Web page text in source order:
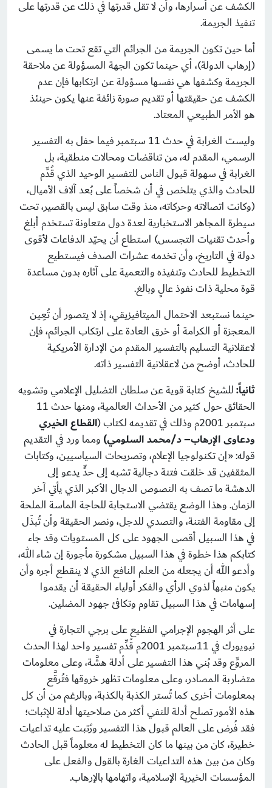
الكشف عن أسرارها، وأن لا تقل قدرتها في ذلك عن قدرتها على
تنفيذ الجريمة.
أما حين تكون الجريمة من الجرائم التي تقع تحت ما يسمى
(إرهاب الدولة)، أي حينما تكون الجهة المسؤولة عن ملاحقة
الجريمة وكشفها هي نفسها مسؤولة عن ارتكابها فإن عدم
الكشف عن حقيقتها أو تقديم صورة زائفة عنها يكون حينئذ
هو الأمر الطبيعي المعتاد.
وليست الغرابة في حدث 11 سبتمبر فيما حفل به التفسير
الرسمي، المقدم له، من تناقضات ومحالات منطقية، بل
الغرابة في سهولة قبول الناس للتفسير الوحيد الذي قُدِّم
للحادث والذي يتلخص في أن شخصاً على بُعد آلاف الأميال،
(وكانت اتصالاته وحركاته، منذ وقت سابق ليس بالقصير، تحت
سيطرة المجاهر الاستخبارية لعدة دول متعاونة تستخدم أبلغ
وأحدث تقنيات التجسس) استطاع أن يحيّد الدفاعات لأقوى
دولة في التاريخ، وأن تخدمه عشرات الصدف فيستطيع
التخطيط للحادث وتنفيذه والتعمية على آثاره بدون مساعدة
قوة محلية ذات نفوذ عالٍ وبالغ.
حينما نستبعد الاحتمال الميتافيزيقي، إذ لا يتصور أن تُعِين
المعجزة أو الكرامة أو خرق العادة على ارتكاب الجرائم، فإن
لاعقلانية التسليم بالتفسير المقدم من الإدارة الأمريكية
للحادث، أوضح من لاعقلانية التفسير ذاته.
ثانياً:للشيخ كتابة قوية عن سلطان التضليل الإعلامي وتشويه
الحقائق حول كثير من الأحداث العالمية، ومنها حدث 11
سبتمبر 2001م وذلك في تقديمه لكتاب (
القطاع الخيري
ودعاوى الإرهاب– د/محمد السلومي) ومما ورد في التقديم
قوله: «إن تكنولوجيا الإعلام، وتصريحات السياسيين، وكتابات
المثقفين قد خلقت فتنة دجالية تشبه إلى حدٍّ يدعو إلى
الدهشة ما تصف به النصوص الدجال الأكبر الذي يأتي آخر
الزمان. وهذا الوضع يقتضي الاستجابة للحاجة الماسة الملحة
إلى مقاومة الفتنة، والتصدي للدجل، ونصر الحقيقة وأن تُبذَل
في هذا السبيل أقصى الجهود على كل المستويات وقد جاء
كتابكم هذا خطوة في هذا السبيل مشكورة مأجورة إن شاء الله،
وأدعو الله أن يجعله من العلم النافع الذي لا ينقطع أجره وأن
يكون منبهاً لذوي الرأي والفكر أولياء الحقيقة أن يقدموا
إسهامات في هذا السبيل تقاوم وتكافئ جهود المضلين.
على أثر الهجوم الإجرامي الفظيع على برجي التجارة في
نيويورك في 11سبتمبر 2001م قُدِّم تفسير واحد لهذا الحدث
المروِّع وقد بُني هذا التفسير على أدلة هشَّة، وعلى معلومات
متضاربة المصادر، وعلى معلومات تظهر خروقها فتُرقَّع
بمعلومات أخرى كما تُستر الكذبة بالكذبة، وبالرغم من أن كل
هذه الأمور تصلح أدلة للنفي أكثر من صلاحيتها أدلة للإثبات؛
فقد فُرض على العالم قبول هذا التفسير ورُتبت عليه تداعيات
خطيرة، كان من بينها ما كان التخطيط له معلوماً قبل الحادث
وكان من بين هذه التداعيات الغارة بالقول والفعل على
المؤسسات الخيرية الإسلامية، واتهامها بالإرهاب.